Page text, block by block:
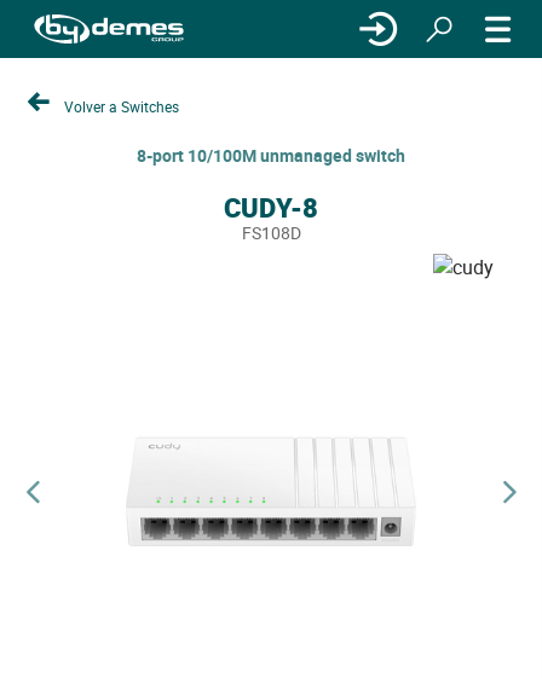
Volver a Switches
8-port 10/100M unmanaged switch
CUDY-8
FS108D